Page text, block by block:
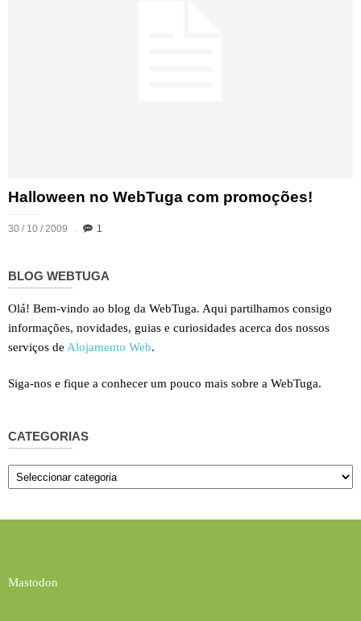
Halloween no WebTuga com promoções!
30 / 10 / 2009 1
BLOG WEBTUGA
Olá! Bem-vindo ao blog da WebTuga. Aqui partilhamos consigo
informações, novidades, guias e curiosidades acerca dos nossos
serviços de Alojamento Web.
Siga-nos e fique a conhecer um pouco mais sobre a WebTuga.
CATEGORIAS
Categorias
Mastodon